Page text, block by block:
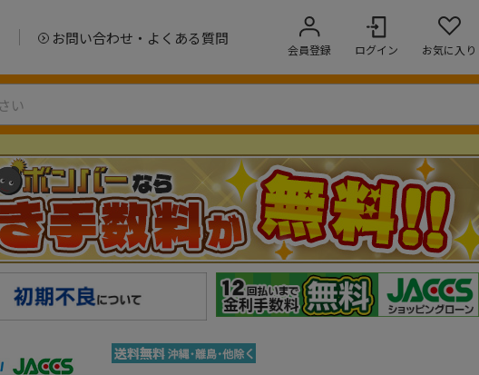
お問い合わせ・よくある質問
会員登録 ログイン お気に入り